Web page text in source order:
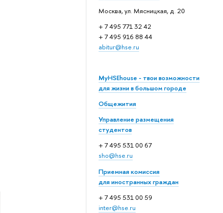
Москва, ул. Мясницкая, д. 20
+ 7 495 771 32 42
+ 7 495 916 88 44
abitur@hse.ru
MyHSEhouse - твои возможности
для жизни в большом городе
Общежития
Управление размещения
студентов
+ 7 495 531 00 67
sho@hse.ru
Приемная комиссия
для иностранных граждан
+ 7 495 531 00 59
inter@hse.ru